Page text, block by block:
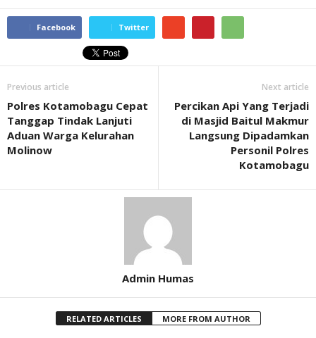
Facebook Twitter
Previous article
Polres Kotamobagu Cepat
Tanggap Tindak Lanjuti
Aduan Warga Kelurahan
Molinow
Next article
Percikan Api Yang Terjadi
di Masjid Baitul Makmur
Langsung Dipadamkan
Personil Polres
Kotamobagu
Admin Humas
RELATED ARTICLES MORE FROM AUTHOR